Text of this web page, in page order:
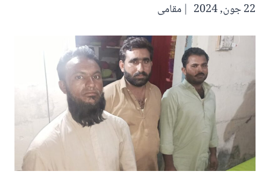
22 جون, 2024 مقامی